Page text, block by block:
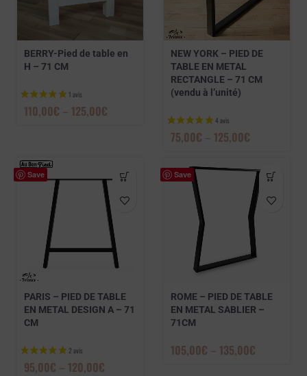
BERRY-Pied de table en
H – 71 CM
110,00€ – 125,00€
NEW YORK – PIED DE
TABLE EN METAL
RECTANGLE – 71 CM
(vendu à l’unité)
75,00€ – 125,00€
Save
PARIS – PIED DE TABLE
EN METAL DESIGN A – 71
CM
95,00€ – 120,00€
Save
ROME – PIED DE TABLE
EN METAL SABLIER –
71CM
105,00€ – 135,00€